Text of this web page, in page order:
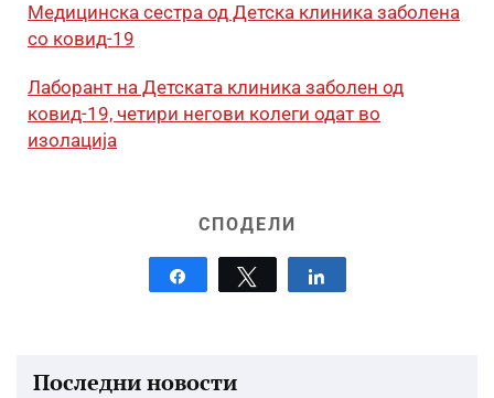
Медицинска сестра од Детска клиника заболена
со ковид-19
Лаборант на Детската клиника заболен од
ковид-19, четири негови колеги одат во
изолација
СПОДЕЛИ
Tweet
Последни новости